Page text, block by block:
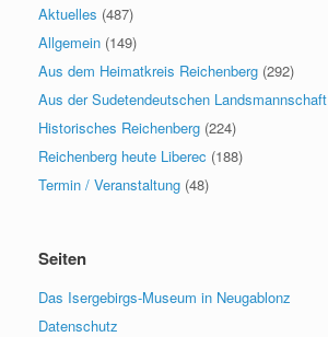
Aktuelles (487)
Allgemein (149)
Aus dem Heimatkreis Reichenberg (292)
Aus der Sudetendeutschen Landsmannschaft
Historisches Reichenberg (224)
Reichenberg heute Liberec (188)
Termin / Veranstaltung (48)
Seiten
Das Isergebirgs-Museum in Neugablonz
Datenschutz